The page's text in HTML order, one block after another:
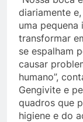
diariamente
uma
transformar
se espalham
causar
humano”,
Gengivite e
quadros que
higiene e do